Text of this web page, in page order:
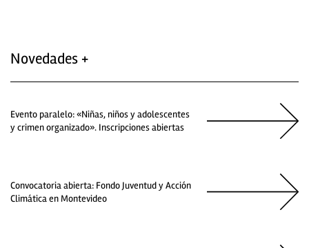
Novedades +
Evento paralelo: «Niñas, niños y adolescentes
y crimen organizado». Inscripciones abiertas
Convocatoria abierta: Fondo Juventud y Acción
Climática en Montevideo